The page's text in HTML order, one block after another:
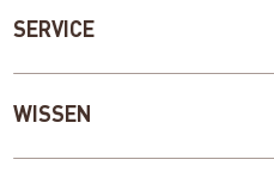
SERVICE
WISSEN